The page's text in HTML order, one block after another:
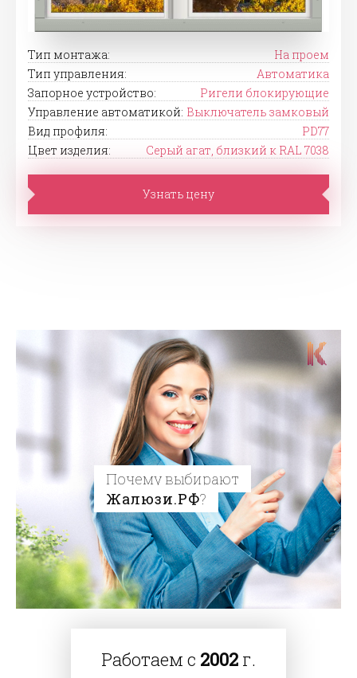
Тип монтажа:
На проем
Тип управления:
Автоматика
Запорное устройство:
Ригели блокирующие
Управление автоматикой: Выключатель замковый
Вид профиля:
PD77
Цвет изделия:
Серый агат, близкий к RAL 7038
Узнать цену
Почему выбирают
Жалюзи.РФ?
Работаем с 2002 г.